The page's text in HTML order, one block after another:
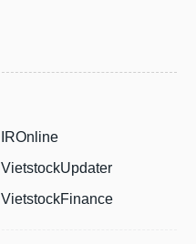
IROnline
VietstockUpdater
VietstockFinance